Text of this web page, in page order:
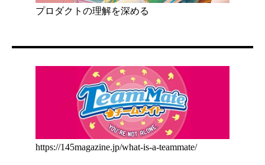
プロダクトの理解を深める
https://145magazine.jp/what-is-a-teammate/